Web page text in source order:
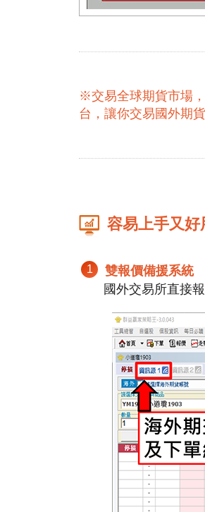
※交易全球期貨市場
台，讓你交易國外期
容易上手又
1
雙報價備援系統
國外交易所直接